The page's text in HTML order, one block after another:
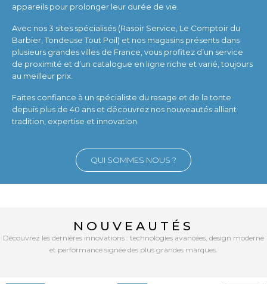
appareils pour prolonger leur durée de vie.
Avec nos 3 sites spécialisés (Rasoir Service, Le Comptoir du
Barbier, Tondeuse Tout Poil) et nos magasins présents dans
plusieurs grandes villes de France, vous profitez d’un service
de proximité et d’un catalogue en ligne riche et varié, toujours
au meilleur prix.
Faites confiance à un spécialiste du rasage et de la tonte
depuis plus de 40 ans et découvrez nos nouveautés alliant
tradition, expertise et innovation.
QUI SOMMES NOUS ?
NOUVEAUTÉS
Découvrez les dernières innovations : technologies avancées, design moderne
et performance signée des plus grandes marques.